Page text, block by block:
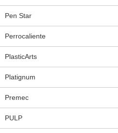
Pen Star
Perrocaliente
PlasticArts
Platignum
Premec
PULP